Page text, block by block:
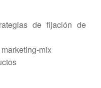
de fijación de
mix